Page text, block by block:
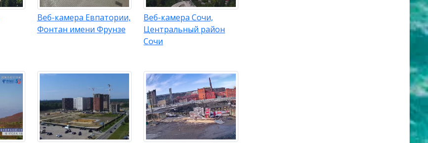
Веб-камера Евпатории,
Фонтан имени Фрунзе
Веб-камера Сочи,
Центральный район
Сочи